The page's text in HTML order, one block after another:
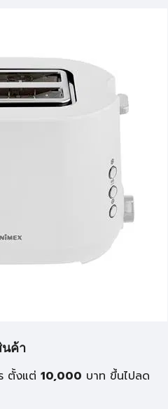
นค้า
ตั้งแต่ 10,000 บาท ขึ้นไปลด